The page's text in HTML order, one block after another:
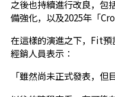
之後也持續進行改良，包
備強化，以及2025年「
在這樣的演進之下，Fit
經銷人員表示：
「雖然尚未正式發表，但